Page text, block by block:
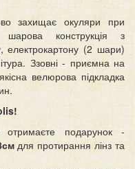
захищає окуляри при
шарова конструкція з
електрокартону (2 шари)
Ззовні - приємна на
велюрова підкладка
подарунок -
для протирання лінз та